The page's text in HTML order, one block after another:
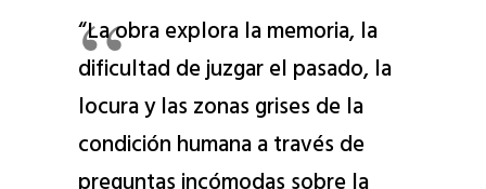
“La obra explora la memoria, la
dificultad de juzgar el pasado, la
locura y las zonas grises de la
condición humana a través de